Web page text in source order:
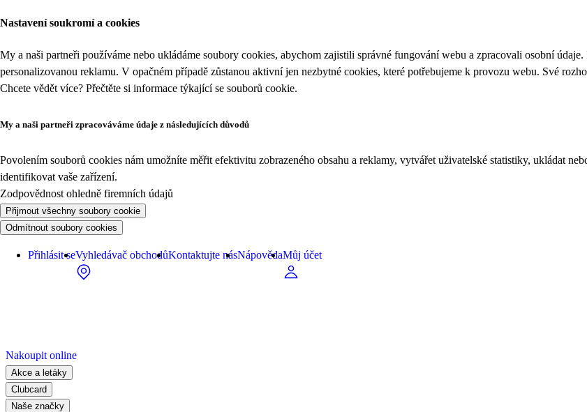
Nastavení soukromí a cookies
My a naši partneři používáme nebo ukládáme soubory cookies, abychom zajistili správné fungování webu a zpracovali osobní
personalizovanou reklamu. V opačném případě zůstanou aktivní jen nezbytné cookies, které potřebujeme k provozu webu. Své
Chcete vědět více? Přečtěte si informace týkající se souborů cookie.
My a naši partneři zpracováváme údaje z následujících důvodů
Povolením souborů cookies nám umožníte měřit efektivitu zobrazeného obsahu a reklamy, vytvářet uživatelské statistiky, ukládat
identifikovat vaše zařízení.
Zodpovědnost ohledně firemních údajů
Přijmout všechny soubory cookie
Odmítnout soubory cookies
Přihlásit seVyhledávač obchodůKontaktujte násNápovědaMůj účet
Nakoupit online
Akce a letáky
Clubcard
Naše značky